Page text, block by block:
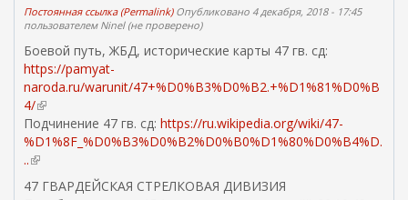
Постоянная ссылка (Permalink)Опубликовано 4 декабря, 2018 - 17:45
пользователем Ninel (не проверено)
Боевой путь, ЖБД, исторические карты 47 гв. сд:
https://pamyat-
naroda.ru/warunit/47+%D0%B3%D0%B2.+%D1%81%D0%B
4/(
в
н
е
ш
Подчинение 47 гв. сд: https://ru.wikipedia.org/wiki/47-
%D1%8F_%D0%B3%D0%B2%D0%B0%D1%80%D0%B4%D.
..(
в
н
47 ГВАРДЕЙСКАЯ СТРЕЛКОВАЯ ДИВИЗИЯ